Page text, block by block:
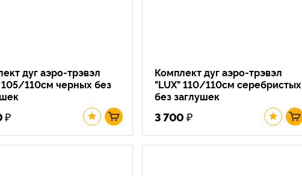
дуг аэро-трэвэл
105/110см черных без
₽
Комплект дуг аэро-трэвэл
"LUX" 110/110см серебристых
без заглушек
3 700 ₽